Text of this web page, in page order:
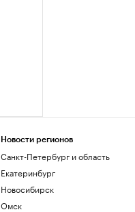
Новости регионов
Санкт-Петербург и область
Екатеринбург
Новосибирск
Омск